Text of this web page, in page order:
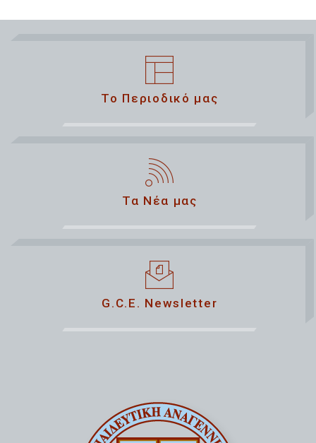
Το Περιοδικό μας
Τα Νέα μας
G.C.E. Newsletter